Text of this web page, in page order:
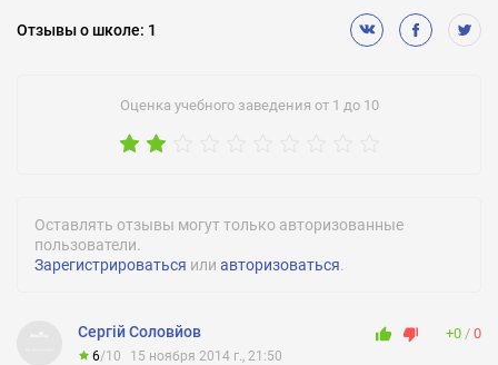
Отзывыо школе: 1
Оценка учебного заведения от 1 до 10
Оставлять отзывы могут только авторизованные
пользователи.
Зарегистрироваться или авторизоваться.
Сергій Соловйов
6/10 15 ноября 2014 г., 21:50
+0 0